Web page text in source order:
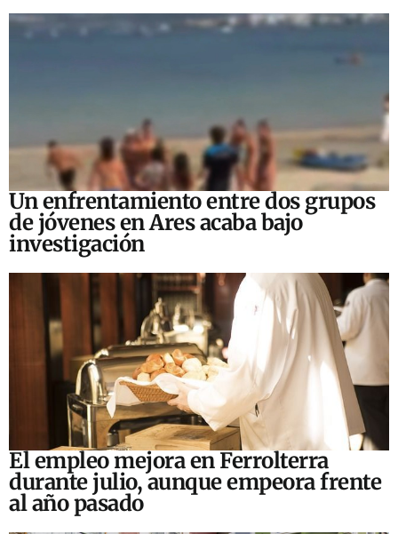
Un enfrentamiento entre dos grupos
de jóvenes en Ares acaba bajo
investigación
El empleo mejora en Ferrolterra
durante julio, aunque empeora frente
al año pasado